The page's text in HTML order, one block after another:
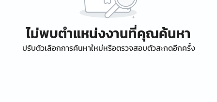
ไม่พบตำแหน่งงานที่คุณค้นหา
ปรับตัวเลือกการค้นหาใหม่หรือตรวจสอบตัวสะกดอีกครั้ง